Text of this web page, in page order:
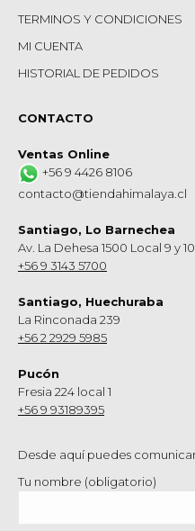
TERMINOS Y CONDICIONES
MI CUENTA
HISTORIAL DE PEDIDOS
CONTACTO
Ventas Online
+56 9 4426 8106
contacto@tiendahimalaya.cl
Santiago, Lo Barnechea
Av. La Dehesa 1500 Local 9 y 10
+56 9 3143 5700
Santiago, Huechuraba
La Rinconada 239
+56 2 2929 5985
Pucón
Fresia 224 local 1
+56 9 93189395
Desde aquí puedes
Tu nombre (obligatorio)